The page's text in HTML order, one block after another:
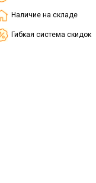
Наличие на складе
Гибкая система скидок